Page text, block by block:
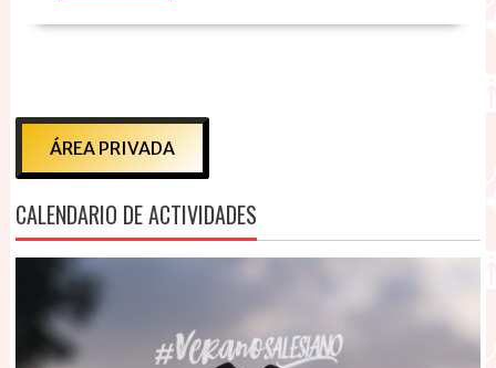
ÁREA PRIVADA
CALENDARIO DE ACTIVIDADES